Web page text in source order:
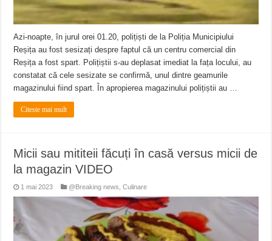
Azi-noapte, în jurul orei 01.20, polițiști de la Poliția Municipiului
Reșița au fost sesizați despre faptul că un centru comercial din
Reșița a fost spart. Polițiștii s-au deplasat imediat la fața locului, au
constatat că cele sesizate se confirmă, unul dintre geamurile
magazinului fiind spart. În apropierea magazinului polițiștii au …
Citeste mai mult
Micii sau mititeii făcuți în casă versus micii de
la magazin VIDEO
1 mai 2023 @Breaking news ,Culinare